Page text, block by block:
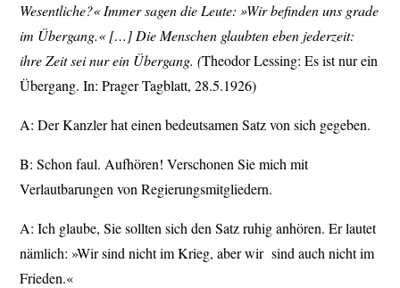
Wesentliche?« Immer sagen die Leute: »Wir befinden uns grade
im Übergang.« […] Die Menschen glaubten eben jederzeit:
ihreZeit sei nur ein Übergang. (Theodor Lessing: Es ist nur ein
Übergang. In: Prager Tagblatt, 28.5.1926)
A: Der Kanzler hat einen bedeutsamen Satz von sich gegeben.
B: Schon faul. Aufhören! Verschonen Sie mich mit
Verlautbarungen von Regierungsmitgliedern.
A: Ich glaube, Sie sollten sich den Satz ruhig anhören. Er lautet
nämlich: »Wir sind nicht im Krieg, aber wir sind auch nicht im
Frieden.«